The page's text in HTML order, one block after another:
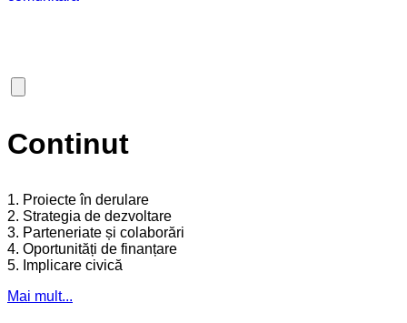
Continut
1. Proiecte în derulare
2. Strategia de dezvoltare
3. Parteneriate și colaborări
4. Oportunități de finanțare
5. Implicare civică
Mai mult...